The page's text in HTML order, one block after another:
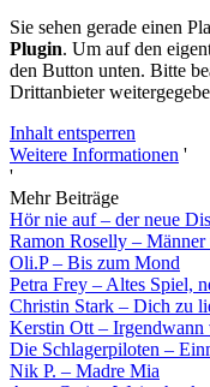
Sie sehen gerade einen
Plugin. Um auf den
den Button unten. Bitte
Drittanbieter
Inhalt entsperren
Weitere Informationen '
'
Mehr Beiträge
Hör nie auf – der neue
Ramon Roselly – Männer
Oli.P – Bis zum Mond
Petra Frey – Altes Spiel,
Christin Stark – Dich zu
Kerstin Ott – Irgendwann
Die Schlagerpiloten –
Nik P. – Madre Mia